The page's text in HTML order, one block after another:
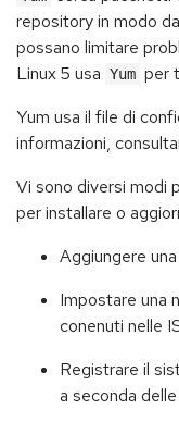
repository in modo
possano limitare
Linux 5 usa Yum per
Yum usa il file di
informazioni,
Vi sono diversi modi
per installare o
Aggiungere
Impostare una
conenuti nelle
Registrare il
a seconda